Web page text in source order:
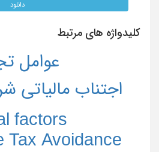
دانلود
کلیدواژه های مرتبط
Tax Avoidance
factors
اجتناب مالیاتی
عوامل